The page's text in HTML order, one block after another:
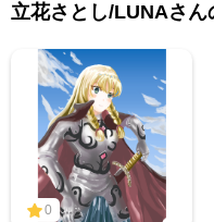
立花さとし/LUNAさん
0